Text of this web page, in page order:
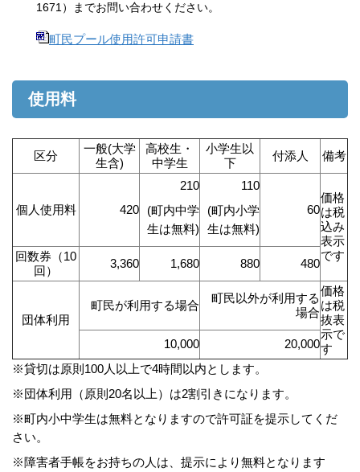
1671）までお問い合わせください。
町民プール使用許可申請書
使用料
区分
一般(大学
生含)
高校生・
中学生
小学生以
下
付添人 備考
個人使用料 420
210
(町内中学
生は無料)
110
(町内小学
生は無料)
60
価格
は税
込み
表示
です
回数券（10
回）
3,360 1,680 880 480
団体利用
町民が利用する場合
町民以外が利用する
場合
価格
は税
抜表
示で
す
10,000
20,000
※貸切は原則100人以上で4時間以内とします。
※団体利用（原則20名以上）は2割引きになります。
※町内小中学生は無料となりますので許可証を提示してくだ
さい。
※障害者手帳をお持ちの人は、提示により無料となります